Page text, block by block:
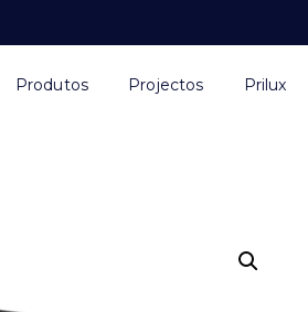
Produtos Projectos Prilux